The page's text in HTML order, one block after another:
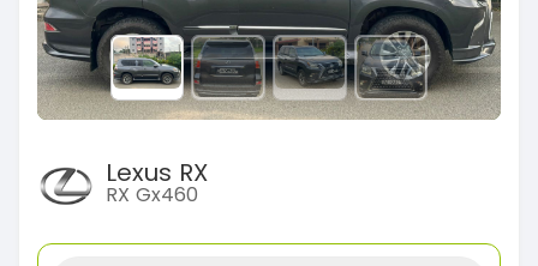
Lexus RX
RX Gx460